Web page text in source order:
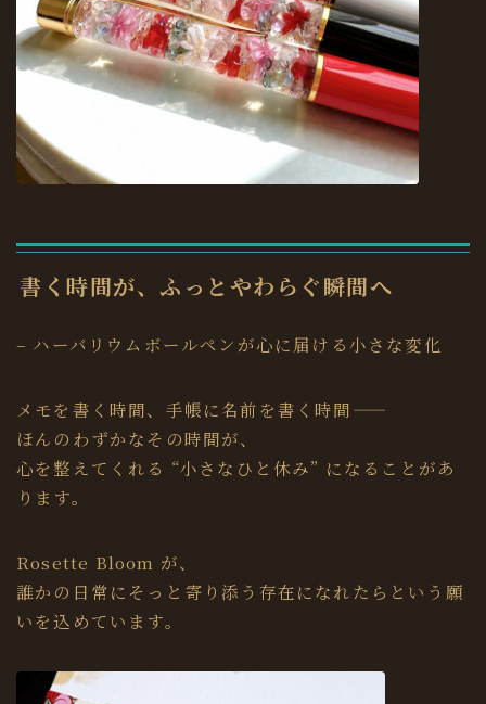
書く時間が、ふっとやわらぐ瞬間へ
– ハーバリウムボールペンが心に届ける小さな変化
メモを書く時間、手帳に名前を書く時間——
ほんのわずかなその時間が、
心を整えてくれる “小さなひと休み” になることがあ
ります。
Rosette Bloom が、
誰かの日常にそっと寄り添う存在になれたらという願
いを込めています。